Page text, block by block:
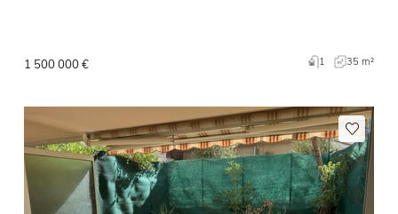
1 500 000 € 1 35 m²